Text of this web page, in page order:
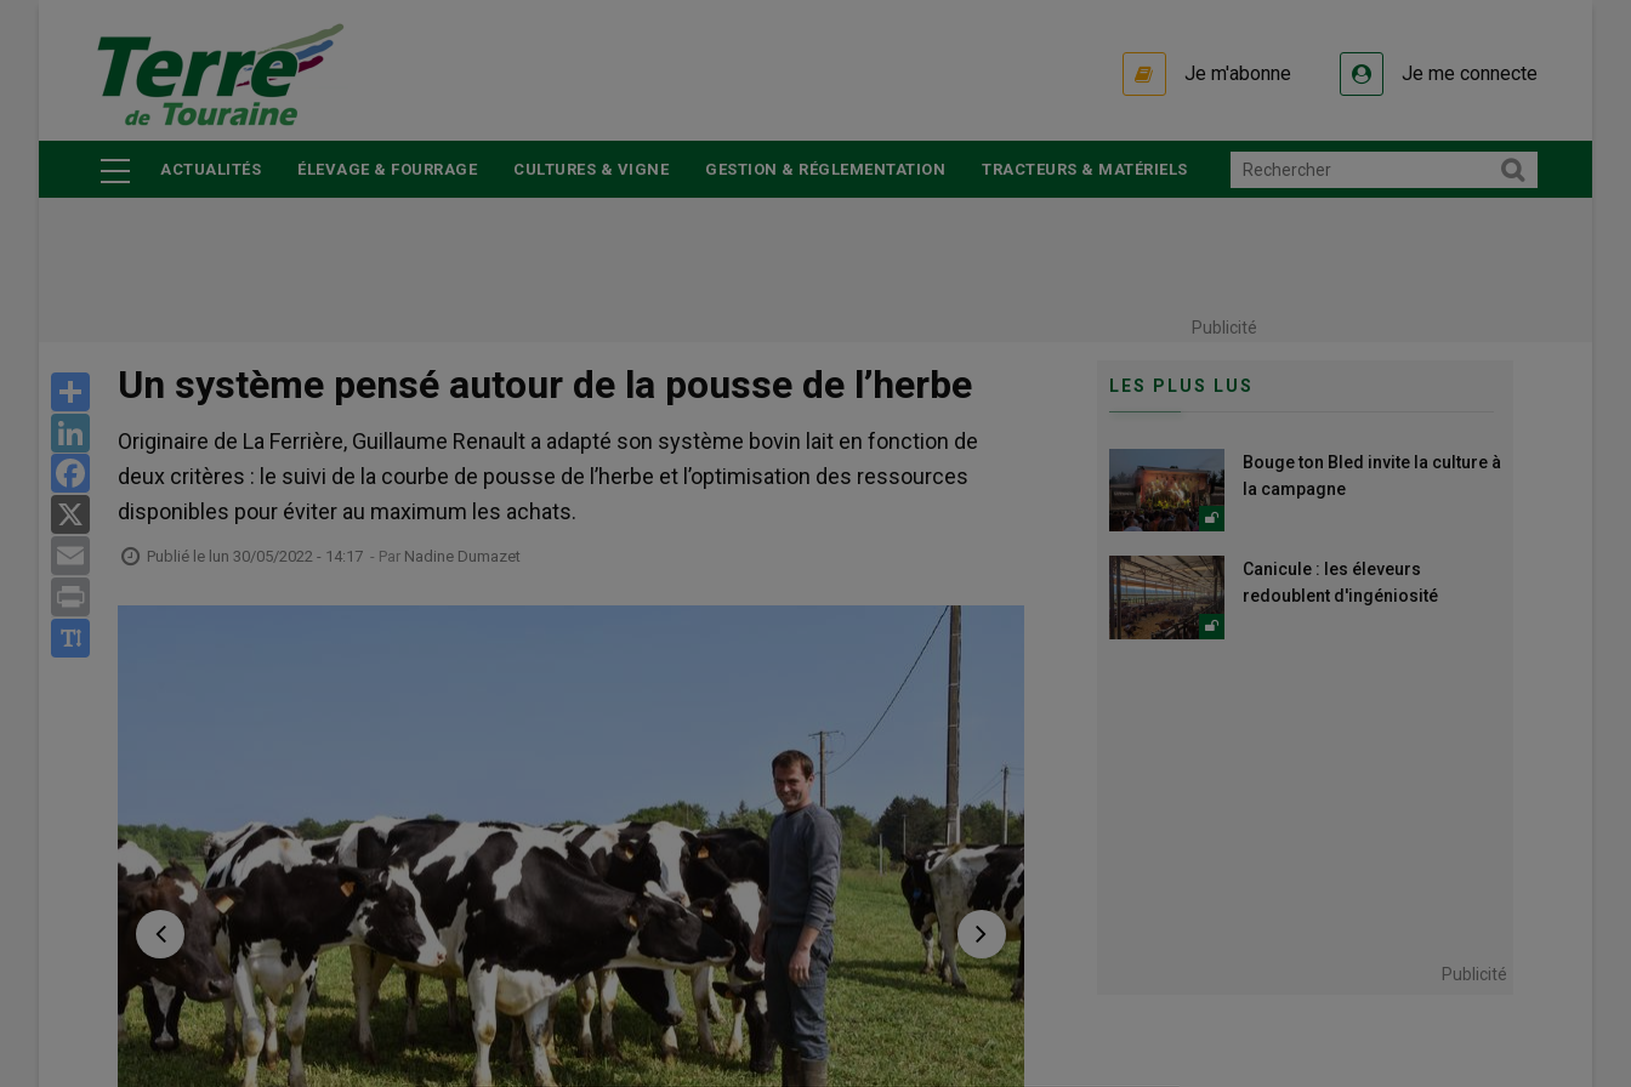
principal
Je m'abonne Je me connecte
ACTUALITÉS ÉLEVAGE & FOURRAGE CULTURES & VIGNE GESTION & RÉGLEMENTATION TRACTEURS & MATÉRIELS
Publicité
Share
LinkedIn
Facebook
Email
Un système pensé autour de la pousse de l’herbe
Originaire de La Ferrière, Guillaume Renault a adapté son système bovin lait en fonction de
deux critères : le suivi de la courbe de pousse de l’herbe et l’optimisation des ressources
disponibles pour éviter au maximum les achats.
Publié le lun 30/05/2022 - 14:17 - Par Nadine Dumazet
LES PLUS LUS
Bouge ton Bled invite la culture à
la campagne
Canicule : les éleveurs
redoublent d'ingéniosité
Publicité